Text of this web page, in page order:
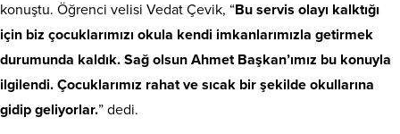
konuştu. Öğrenci velisi Vedat Çevik, “Bu servis olayı kalktığı
için biz çocuklarımızı okula kendi imkanlarımızla getirmek
durumunda kaldık. Sağ olsun Ahmet Başkan’ımız bu konuyla
ilgilendi. Çocuklarımız rahat ve sıcak bir şekilde okullarına
gidip geliyorlar.” dedi.